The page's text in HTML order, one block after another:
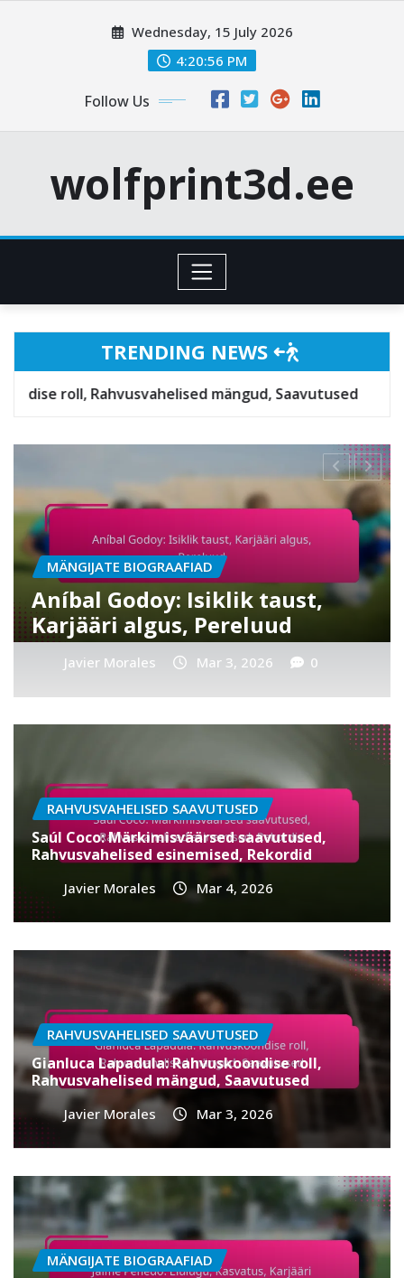
Wednesday, 15 July 2026
4:20:58 PM
Follow Us
wolfprint3d.ee
TRENDING NEWS
mängud, Saavutused Jaime
MÄNGIJATE BIOGRAAFIAD
Ernesto Walker: Elulugu,
Perekonna taust,
Jalgpallikarjäär
Javier Morales Mar 3, 2026 0
RAHVUSVAHELISED SAAVUTUSED
Saúl Coco: Märkimisväärsed saavutused,
Rahvusvahelised esinemised, Rekordid
Javier Morales Mar 4, 2026
RAHVUSVAHELISED SAAVUTUSED
Gianluca Lapadula: Rahvuskoondise roll,
Rahvusvahelised mängud, Saavutused
Javier Morales Mar 3, 2026
MÄNGIJATE BIOGRAAFIAD